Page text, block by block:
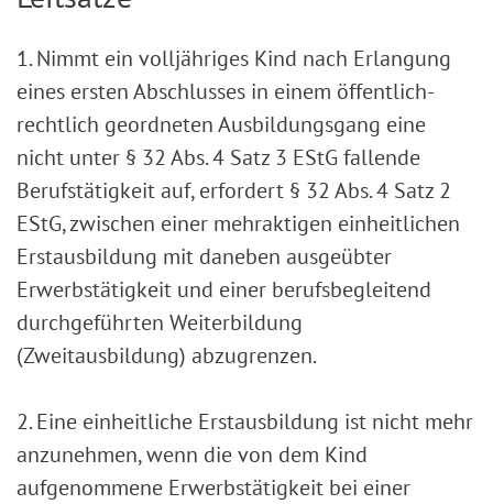
1. Nimmt ein volljähriges Kind nach Erlangung
eines ersten Abschlusses in einem öffentlich-
rechtlich geordneten Ausbildungsgang eine
nicht unter § 32 Abs. 4 Satz 3 EStG fallende
Berufstätigkeit auf, erfordert § 32 Abs. 4 Satz 2
EStG, zwischen einer mehraktigen einheitlichen
Erstausbildung mit daneben ausgeübter
Erwerbstätigkeit und einer berufsbegleitend
durchgeführten Weiterbildung
(Zweitausbildung) abzugrenzen.
2. Eine einheitliche Erstausbildung ist nicht mehr
anzunehmen, wenn die von dem Kind
aufgenommene Erwerbstätigkeit bei einer